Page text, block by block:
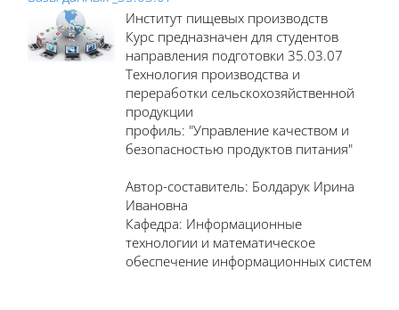
Институт пищевых производств
Курс предназначен для студентов
направления подготовки 35.03.07
Технология производства и
переработки сельскохозяйственной
продукции
профиль: "Управление качеством и
безопасностью продуктов питания"
Автор-составитель: Болдарук Ирина
Ивановна
Кафедра: Информационные
технологии и математическое
обеспечение информационных систем